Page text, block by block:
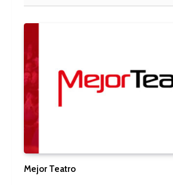
Mejor Teatro